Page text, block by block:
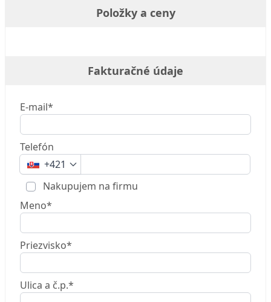
Položky a ceny
Fakturačné údaje
E-mail*
Telefón
+421
Nakupujem na firmu
Meno*
Priezvisko*
Ulica a č.p.*